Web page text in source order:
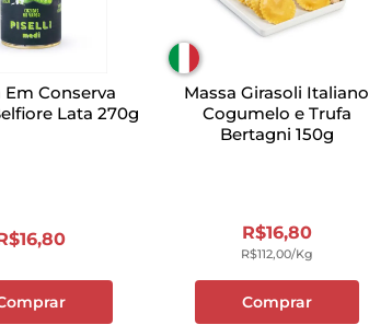
Em Conserva
Lata 270g
16,80
Massa Girasoli Italiano
Cogumelo e Trufa
Bertagni 150g
R$16,80
R$112,00/kg
Comprar